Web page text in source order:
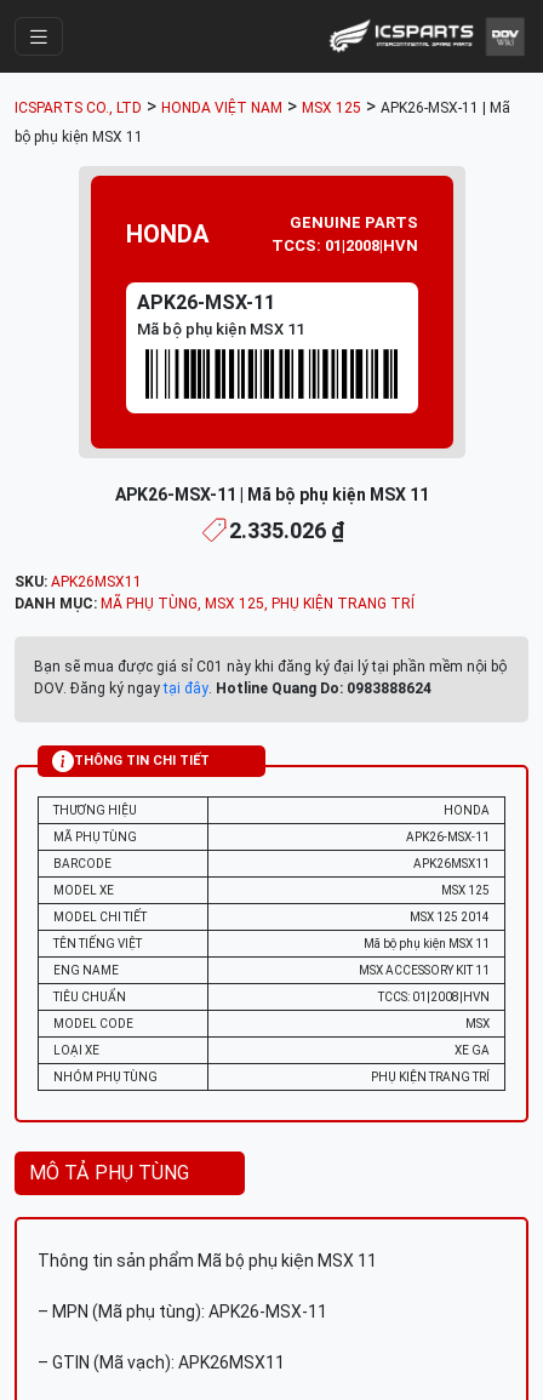
Parts Catalogue
Mã Phụ Tùng
Tài khoản
ICSPARTS CO., LTD > HONDA VIỆT NAM > MSX 125 > APK26-MSX-11 | Mã
bộ phụ kiện MSX 11
HONDA
GENUINE PARTS
TCCS: 01|2008|HVN
APK26-MSX-11
Mã bộ phụ kiện MSX 11
APK26-MSX-11 | Mã bộ phụ kiện MSX 11
2.335.026 ₫
SKU: APK26MSX11
DANH MỤC: MÃ PHỤ TÙNG, MSX 125, PHỤ KIỆN TRANG TRÍ
Bạn sẽ mua được giá sỉ C01 này khi đăng ký đại lý tại phần mềm nội bộ
DOV. Đăng ký ngaytại đây. Hotline Quang Do: 0983888624
THÔNG TIN CHI TIẾT
THƯƠNG HIỆU
HONDA
MÃ PHỤ TÙNG
APK26-MSX-11
BARCODE
APK26MSX11
MODEL XE
MSX 125
MODEL CHI TIẾT
MSX 125 2014
TÊN TIẾNG VIỆT
Mã bộ phụ kiện MSX 11
ENG NAME
MSX ACCESSORY KIT 11
TIÊU CHUẨN
TCCS: 01|2008|HVN
MODEL CODE
MSX
LOẠI XE
XE GA
NHÓM PHỤ TÙNG
PHỤ KIỆN TRANG TRÍ
MÔ TẢ PHỤ TÙNG
Thông tin sản phẩm Mã bộ phụ kiện MSX 11
– MPN (Mã phụ tùng): APK26-MSX-11
– GTIN (Mã vạch): APK26MSX11